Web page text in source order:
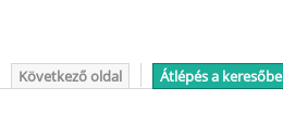
Következő oldal Átlépés a keresőbe